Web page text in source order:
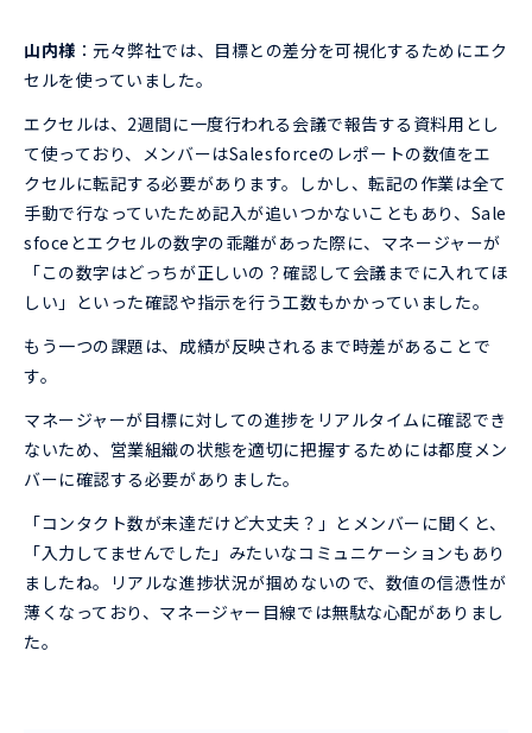
山内様 ：元々弊社では、目標との差分を可視化するためにエク
セルを使っていました。
エクセルは、2週間に一度行われる会議で報告する資料用とし
て使っており、メンバーはSalesforceのレポートの数値をエ
クセルに転記する必要があります。しかし、転記の作業は全て
手動で行なっていたため記入が追いつかないこともあり、Sale
sfoceとエクセルの数字の乖離があった際に、マネージャーが
「この数字はどっちが正しいの？確認して会議までに入れてほ
しい」といった確認や指示を行う工数もかかっていました。
もう一つの課題は、成績が反映されるまで時差があることで
す。
マネージャーが目標に対しての進捗をリアルタイムに確認でき
ないため、営業組織の状態を適切に把握するためには都度メン
バーに確認する必要がありました。
「コンタクト数が未達だけど大丈夫？」とメンバーに聞くと、
「入力してませんでした」みたいなコミュニケーションもあり
ましたね。リアルな進捗状況が掴めないので、数値の信憑性が
薄くなっており、マネージャー目線では無駄な心配がありまし
た。